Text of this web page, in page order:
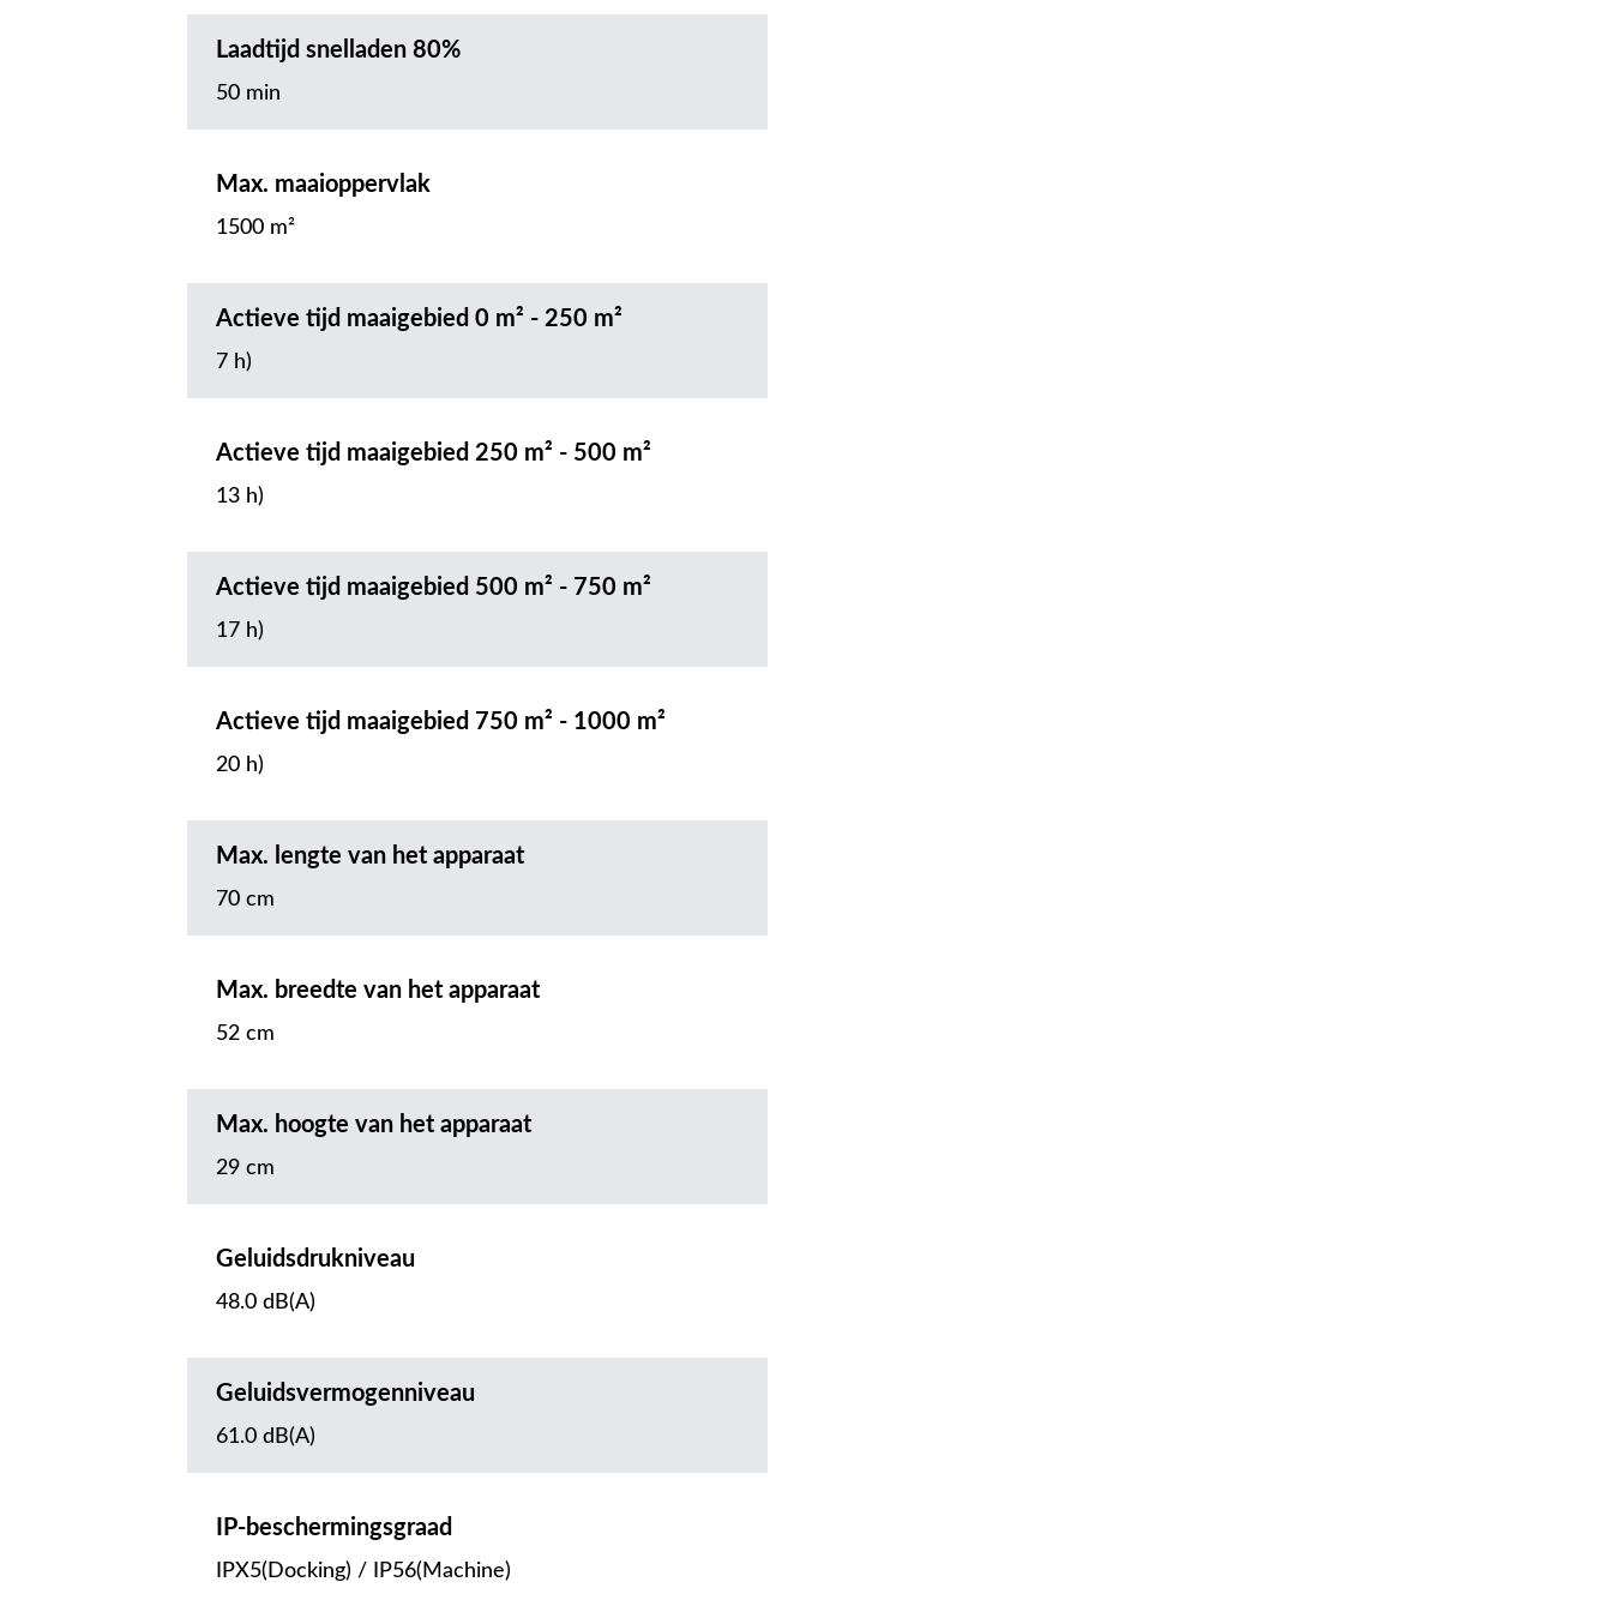
Laadtijd snelladen 80%
50 min
Max. maaioppervlak
1500 m²
Actieve tijd maaigebied 0 m² - 250 m²
7 h)
Actieve tijd maaigebied 250 m² - 500 m²
13 h)
Actieve tijd maaigebied 500 m² - 750 m²
17 h)
Actieve tijd maaigebied 750 m² - 1000 m²
20 h)
Max. lengte van het apparaat
70 cm
Max. breedte van het apparaat
52 cm
Max. hoogte van het apparaat
29 cm
Geluidsdrukniveau
48.0 dB(A)
Geluidsvermogenniveau
61.0 dB(A)
IP-beschermingsgraad
IPX5(Docking) / IP56(Machine)